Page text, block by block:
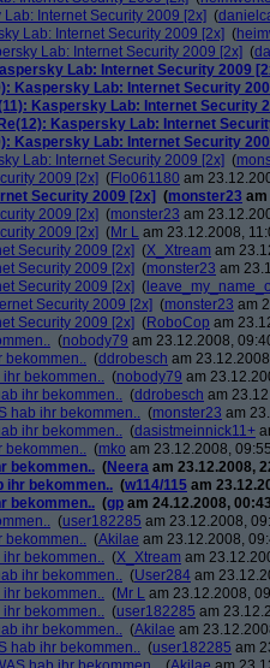
Lab: Internet Security 2009 [2x] (
Lab: Internet Security 2009 [2x] (
Lab: Internet Security 2009 [2x] (
Lab: Internet Security 2009
Kaspersky Lab: Internet Security
Kaspersky Lab: Internet Security
Re(12): Kaspersky Lab: Internet
Kaspersky Lab: Internet Security
Lab: Internet Security 2009 [2x] (
2009 [2x] (Flo061180 am
Security 2009 [2x] (monster23 am
2009 [2x] (monster23 am
2009 [2x] (Mr L am 23.12.2008,
Security 2009 [2x] (X_Xtream am
Security 2009 [2x] (monster23 am
Security 2009 [2x] (
Security 2009 [2x] (monster23 am
Security 2009 [2x] (RoboCop am
(nobody79 am 23.12.2008,
bekommen.. (ddrobesch am
bekommen.. (nobody79 am
ihr bekommen.. (ddrobesch am
hab ihr bekommen.. (monster23 am
ihr bekommen.. (dasistmeinnick11+
bekommen.. (mko am 23.12.2008,
bekommen.. (Neera am 23.12.2008,
ihr bekommen.. (w114/115 am
bekommen.. (gp am 24.12.2008,
(user182285 am 23.12.2008,
bekommen.. (Akilae am 23.12.2008,
bekommen.. (X_Xtream am
ihr bekommen.. (User284 am
bekommen.. (Mr L am 23.12.2008,
bekommen.. (user182285 am
ihr bekommen.. (Akilae am
hab ihr bekommen.. (user182285 am